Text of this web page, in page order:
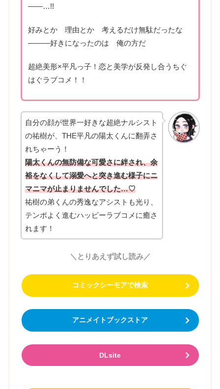
――…!!
好みとか 理由とか 考えるだけ無駄だったな
―――好きになったのは 俺の方だ
超絶美形×平凡っ子！恋と美学が反発し合うちぐ
はぐラブコメ！！
自分の顔が世界一好きな超絶ナルシスト
の祐樹が、THE平凡の陽太くんに翻弄さ
れちゃーう！
陽太くんの無防備な可愛さに絆され、余
裕をなくして溺愛へと突き進む様子にニ
マニマが止まりませんでした…♡
祐樹の弟くんの秀逸なアシストも光り、
テンポよく進むハッピーラブコメに癒さ
れます！
＼とりあえず試し読み／
コミックシーモアで検索
アニメイトブックストア
DLsite